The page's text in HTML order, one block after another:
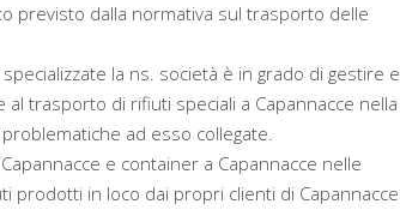
previsto dalla normativa sul trasporto delle
la ns. società è in grado di gestire e
trasporto di rifiuti speciali a Capannacce nella
ad esso collegate.
e container a Capannacce nelle
prodotti in loco dai propri clienti di Capannacce